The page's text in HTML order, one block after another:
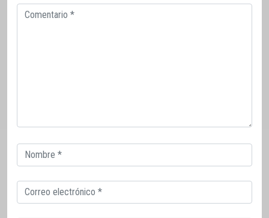
Comentario
Correo
electrónico
Correo
electrónico